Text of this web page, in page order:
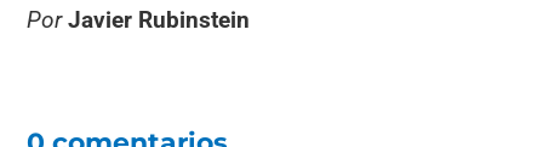
Por Javier Rubinstein